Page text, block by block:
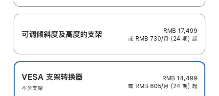
可调倾斜度及高‍度的支‍架
RMB 17,499
或 RMB 730/月 (24 期) 起
VESA 支架转换器
不含支架
RMB 14,499
或 RMB 605/月 (24 期) 起